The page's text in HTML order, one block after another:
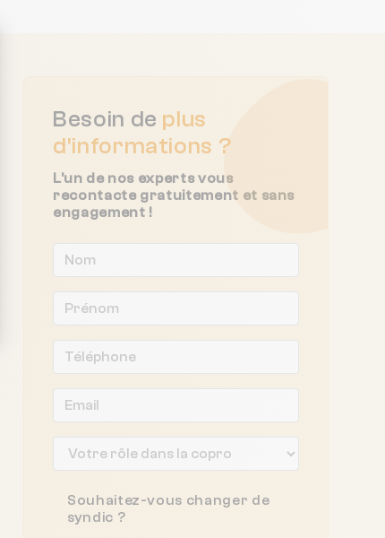
: Personnalisez vos Options
Besoin de plus
d'informations ?
L'un de nos experts vous
recontacte gratuitement et sans
engagement !
Souhaitez-vous changer de
syndic ?